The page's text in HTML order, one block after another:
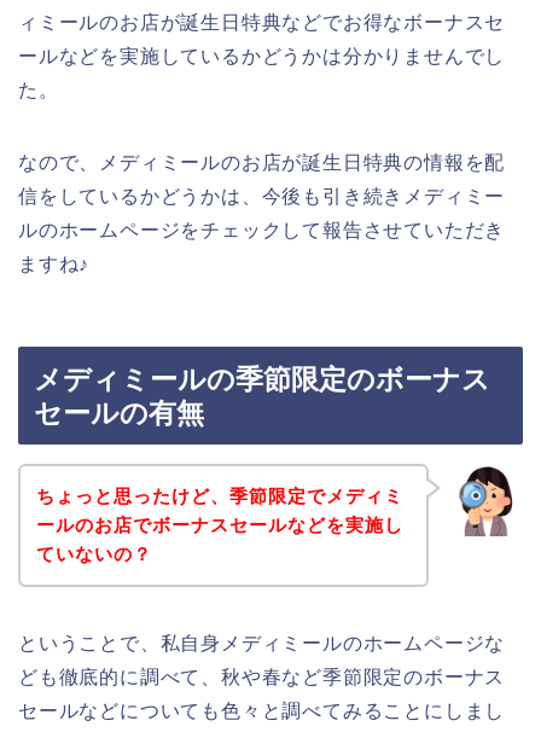
ィミールのお店が誕生日特典などでお得なボーナスセ
ールなどを実施しているかどうかは分かりませんでし
た。
なので、メディミールのお店が誕生日特典の情報を配
信をしているかどうかは、今後も引き続きメディミー
ルのホームページをチェックして報告させていただき
ますね♪
メディミールの季節限定のボーナス
セールの有無
ちょっと思ったけど、季節限定でメディミ
ールのお店でボーナスセールなどを実施し
ていないの？
ということで、私自身メディミールのホームページな
ども徹底的に調べて、秋や春など季節限定のボーナス
セールなどについても色々と調べてみることにしまし